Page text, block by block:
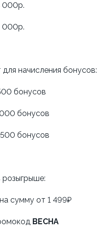
000р.
000р.
начисления бонусов:
бонусов
бонусов
бонусов
розыгрыше:
сумму от 1 499₽
ВЕСНА